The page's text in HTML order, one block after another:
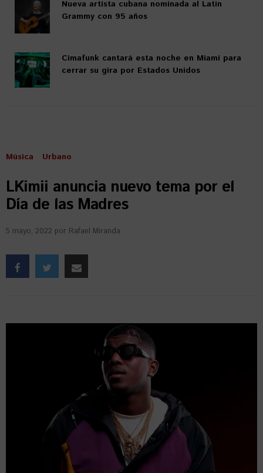
Nueva artista cubana nominada al Latin
Grammy con 95 años
Cimafunk cantará esta noche en Miami para
cerrar su gira por Estados Unidos
Música Urbano
LKimii anuncia nuevo tema por el
Día de las Madres
5 mayo, 2022 por Rafael Miranda